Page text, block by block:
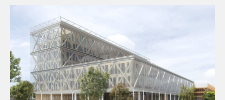
AMO Bureaux Smartbuilding